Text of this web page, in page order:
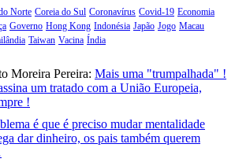
Norte Coreia do Sul Coronavírus Covid-19 Economia
Governo Hong Kong Indonésia Japão Jogo Macau
Taiwan Vacina Índia
Moreira Pereira: Mais uma "trumpalhada" !
um tratado com a União Europeia,
!
é que é preciso mudar mentalidade
dar dinheiro, os pais também querem